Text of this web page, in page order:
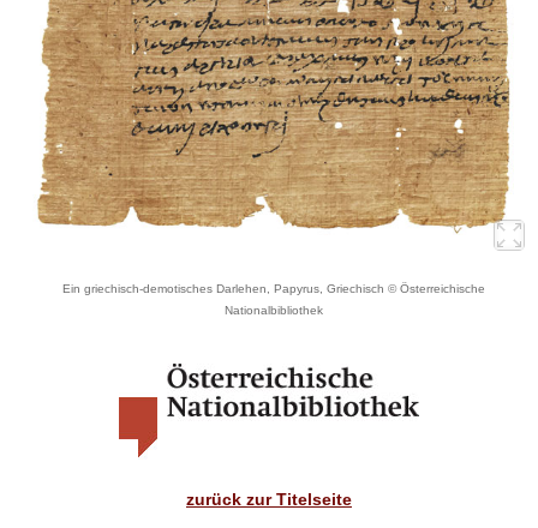
Ein griechisch-demotisches Darlehen, Papyrus, Griechisch © Österreichische
Nationalbibliothek
zurück zur Titelseite